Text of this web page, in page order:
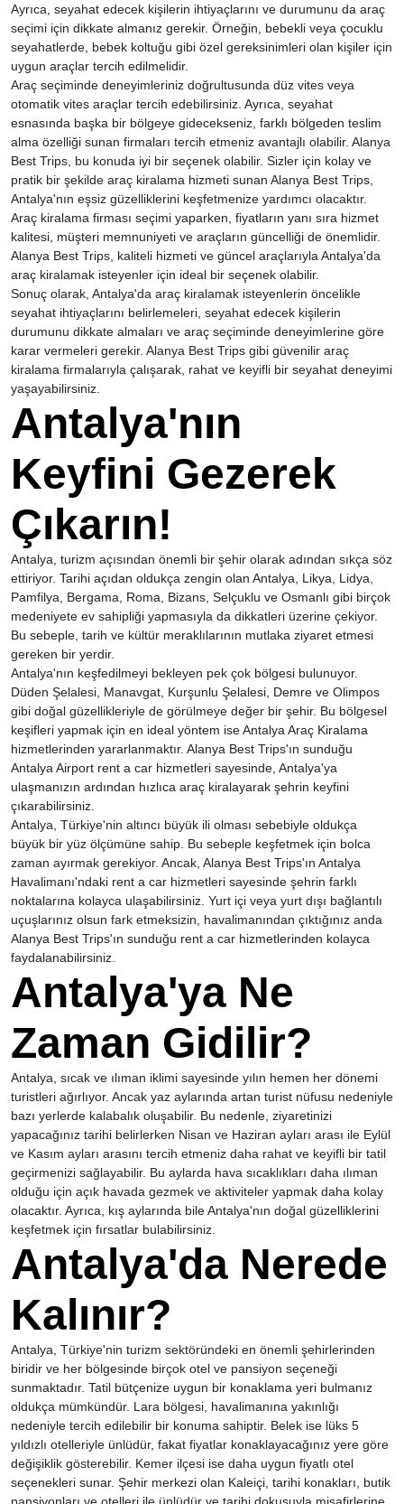
Ayrıca, seyahat edecek kişilerin ihtiyaçlarını ve durumunu da araç
seçimi için dikkate almanız gerekir. Örneğin, bebekli veya çocuklu
seyahatlerde, bebek koltuğu gibi özel gereksinimleri olan kişiler için
uygun araçlar tercih edilmelidir.
Araç seçiminde deneyimleriniz doğrultusunda düz vites veya
otomatik vites araçlar tercih edebilirsiniz. Ayrıca, seyahat
esnasında başka bir bölgeye gidecekseniz, farklı bölgeden teslim
alma özelliği sunan firmaları tercih etmeniz avantajlı olabilir. Alanya
Best Trips, bu konuda iyi bir seçenek olabilir. Sizler için kolay ve
pratik bir şekilde araç kiralama hizmeti sunan Alanya Best Trips,
Antalya'nın eşsiz güzelliklerini keşfetmenize yardımcı olacaktır.
Araç kiralama firması seçimi yaparken, fiyatların yanı sıra hizmet
kalitesi, müşteri memnuniyeti ve araçların güncelliği de önemlidir.
Alanya Best Trips, kaliteli hizmeti ve güncel araçlarıyla Antalya'da
araç kiralamak isteyenler için ideal bir seçenek olabilir.
Sonuç olarak, Antalya'da araç kiralamak isteyenlerin öncelikle
seyahat ihtiyaçlarını belirlemeleri, seyahat edecek kişilerin
durumunu dikkate almaları ve araç seçiminde deneyimlerine göre
karar vermeleri gerekir. Alanya Best Trips gibi güvenilir araç
kiralama firmalarıyla çalışarak, rahat ve keyifli bir seyahat deneyimi
yaşayabilirsiniz.
Antalya'nın
Keyfini Gezerek
Çıkarın!
Antalya, turizm açısından önemli bir şehir olarak adından sıkça söz
ettiriyor. Tarihi açıdan oldukça zengin olan Antalya, Likya, Lidya,
Pamfilya, Bergama, Roma, Bizans, Selçuklu ve Osmanlı gibi birçok
medeniyete ev sahipliği yapmasıyla da dikkatleri üzerine çekiyor.
Bu sebeple, tarih ve kültür meraklılarının mutlaka ziyaret etmesi
gereken bir yerdir.
Antalya'nın keşfedilmeyi bekleyen pek çok bölgesi bulunuyor.
Düden Şelalesi, Manavgat, Kurşunlu Şelalesi, Demre ve Olimpos
gibi doğal güzellikleriyle de görülmeye değer bir şehir. Bu bölgesel
keşifleri yapmak için en ideal yöntem ise Antalya Araç Kiralama
hizmetlerinden yararlanmaktır. Alanya Best Trips'ın sunduğu
Antalya Airport rent a car hizmetleri sayesinde, Antalya'ya
ulaşmanızın ardından hızlıca araç kiralayarak şehrin keyfini
çıkarabilirsiniz.
Antalya, Türkiye'nin altıncı büyük ili olması sebebiyle oldukça
büyük bir yüz ölçümüne sahip. Bu sebeple keşfetmek için bolca
zaman ayırmak gerekiyor. Ancak, Alanya Best Trips'ın Antalya
Havalimanı'ndaki rent a car hizmetleri sayesinde şehrin farklı
noktalarına kolayca ulaşabilirsiniz. Yurt içi veya yurt dışı bağlantılı
uçuşlarınız olsun fark etmeksizin, havalimanından çıktığınız anda
Alanya Best Trips'ın sunduğu rent a car hizmetlerinden kolayca
faydalanabilirsiniz.
Antalya'ya Ne
Zaman Gidilir?
Antalya, sıcak ve ılıman iklimi sayesinde yılın hemen her dönemi
turistleri ağırlıyor. Ancak yaz aylarında artan turist nüfusu nedeniyle
bazı yerlerde kalabalık oluşabilir. Bu nedenle, ziyaretinizi
yapacağınız tarihi belirlerken Nisan ve Haziran ayları arası ile Eylül
ve Kasım ayları arasını tercih etmeniz daha rahat ve keyifli bir tatil
geçirmenizi sağlayabilir. Bu aylarda hava sıcaklıkları daha ılıman
olduğu için açık havada gezmek ve aktiviteler yapmak daha kolay
olacaktır. Ayrıca, kış aylarında bile Antalya'nın doğal güzelliklerini
keşfetmek için fırsatlar bulabilirsiniz.
Antalya'da Nerede
Kalınır?
Antalya, Türkiye'nin turizm sektöründeki en önemli şehirlerinden
biridir ve her bölgesinde birçok otel ve pansiyon seçeneği
sunmaktadır. Tatil bütçenize uygun bir konaklama yeri bulmanız
oldukça mümkündür. Lara bölgesi, havalimanına yakınlığı
nedeniyle tercih edilebilir bir konuma sahiptir. Belek ise lüks 5
yıldızlı otelleriyle ünlüdür, fakat fiyatlar konaklayacağınız yere göre
değişiklik gösterebilir. Kemer ilçesi ise daha uygun fiyatlı otel
seçenekleri sunar. Şehir merkezi olan Kaleiçi, tarihi konakları, butik